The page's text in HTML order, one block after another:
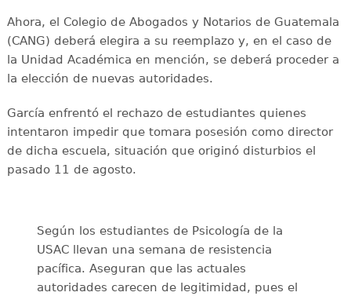
Ahora, el Colegio de Abogados y Notarios de Guatemala
(CANG) deberá elegira a su reemplazo y, en el caso de
la Unidad Académica en mención, se deberá proceder a
la elección de nuevas autoridades.
García enfrentó el rechazo de estudiantes quienes
intentaron impedir que tomara posesión como director
de dicha escuela, situación que originó disturbios el
pasado 11 de agosto.
Según los estudiantes de Psicología de la
USAC llevan una semana de resistencia
pacífica. Aseguran que las actuales
autoridades carecen de legitimidad, pues el